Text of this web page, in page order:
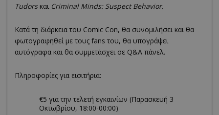
Tudorsκαι Criminal Minds: Suspect Behavior.
Κατά τη διάρκεια του Comic Con, θα συνομιλήσει και θα
φωτογραφηθεί με τους fans του, θα υπογράψει
αυτόγραφα και θα συμμετάσχει σε Q&A πάνελ.
Πληροφορίες για εισιτήρια:
€5 για την τελετή εγκαινίων (Παρασκευή 3
Οκτωβρίου, 18:00-00:00)